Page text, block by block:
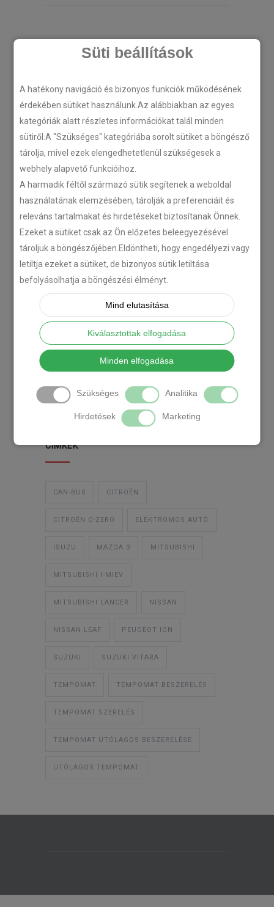
Süti beállítások
A hatékony navigáció és bizonyos funkciók működésének
érdekében sütiket használunk.Az alábbiakban az egyes
kategóriák alatt részletes információkat talál minden
sütiről.A "Szükséges" kategóriába sorolt sütiket a böngésző
tárolja, mivel ezek elengedhetetlenül szükségesek a
webhely alapvető funkcióihoz.
A harmadik féltől származó sütik segítenek a weboldal
használatának elemzésében, tárolják a preferenciáit és
releváns tartalmakat és hirdetéseket biztosítanak Önnek.
Ezeket a sütiket csak az Ön előzetes beleegyezésével
tároljuk a böngészőjében.Eldöntheti, hogy engedélyezi vagy
letiltja ezeket a sütiket, de bizonyos sütik letiltása
befolyásolhatja a böngészési élményt.
Mind elutasítása
Kiválasztottak elfogadása
Minden elfogadása
Szükséges Analitika
Hirdetések Marketing
LEGÚJABB CIKKEK
Plug’n’Play tempomat ISUZU
N-szériás teherautókhoz
2018-07-26
Tempomat beszerelés
Citroën C-Zero tempomat
beszerelés
2018-02-14
KATEGÓRIA
TEMPOMAT TEMPOMAT BESZERELÉS
UTÓLAGOS TEMPOMAT
CIMKÉK
CAN-BUS CITROËN
CITROËN C-ZERO ELEKTROMOS AUTÓ
ISUZU MAZDA 3 MITSUBISHI
MITSUBISHI I-MIEV
MITSUBISHI LANCER NISSAN
NISSAN LEAF PEUGEOT ION
SUZUKI SUZUKI VITARA
TEMPOMAT TEMPOMAT BESZERELÉS
TEMPOMAT SZERELÉS
TEMPOMAT UTÓLAGOS BESZERELÉSE
UTÓLAGOS TEMPOMAT